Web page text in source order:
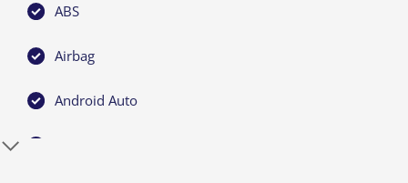
ABS
Airbag
Android Auto